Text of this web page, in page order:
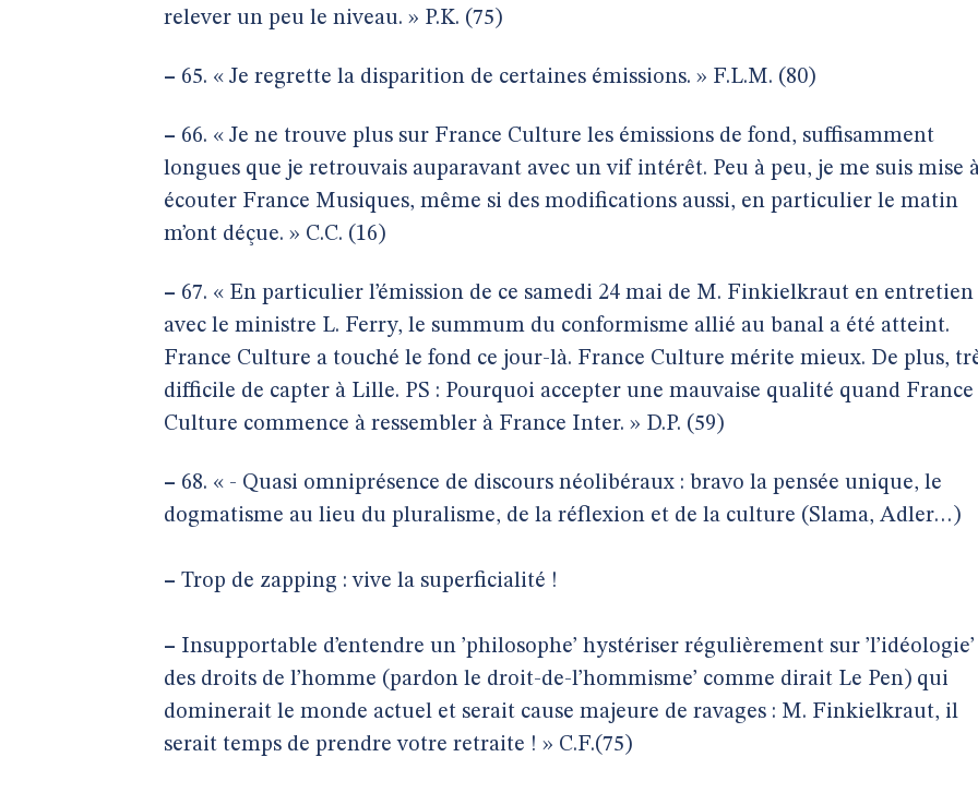
relever un peu le niveau. » P.K. (75)
– 65. « Je regrette la disparition de certaines émissions. » F.L.M. (80)
– 66. « Je ne trouve plus sur France Culture les émissions de fond, suffisamment
longues que je retrouvais auparavant avec un vif intérêt. Peu à peu, je me suis mise
écouter France Musiques, même si des modifications aussi, en particulier le matin
m’ont déçue. » C.C. (16)
– 67. « En particulier l’émission de ce samedi 24 mai de M. Finkielkraut en entretien
avec le ministre L. Ferry, le summum du conformisme allié au banal a été atteint.
France Culture a touché le fond ce jour-là. France Culture mérite mieux. De plus,
difficile de capter à Lille. PS : Pourquoi accepter une mauvaise qualité quand France
Culture commence à ressembler à France Inter. » D.P. (59)
– 68. « - Quasi omniprésence de discours néolibéraux : bravo la pensée unique, le
dogmatisme au lieu du pluralisme, de la réflexion et de la culture (Slama, Adler…)
– Trop de zapping : vive la superficialité !
– Insupportable d’entendre un ’philosophe’ hystériser régulièrement sur ’l’idéologie’
des droits de l’homme (pardon le droit-de-l’hommisme’ comme dirait Le Pen) qui
dominerait le monde actuel et serait cause majeure de ravages : M. Finkielkraut, il
serait temps de prendre votre retraite ! » C.F.(75)